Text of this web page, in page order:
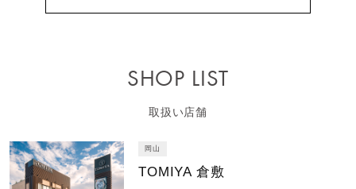
SHOP LIST
取扱い店舗
岡山
TOMIYA 倉敷